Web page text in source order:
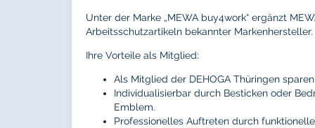
Unter der Marke „MEWA buy4work“ ergänzt
Arbeitsschutzartikeln bekannter Markenhersteller.
Ihre Vorteile als Mitglied:
Als Mitglied der DEHOGA Thüringen
Individualisierbar durch Besticken oder
Emblem.
Professionelles Auftreten durch